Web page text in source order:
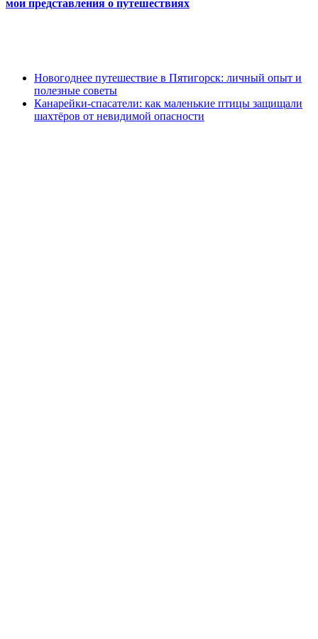
мои представления о путешествиях
Новогоднее путешествие в Пятигорск: личный опыт и
полезные советы
Канарейки-спасатели: как маленькие птицы защищали
шахтёров от невидимой опасности